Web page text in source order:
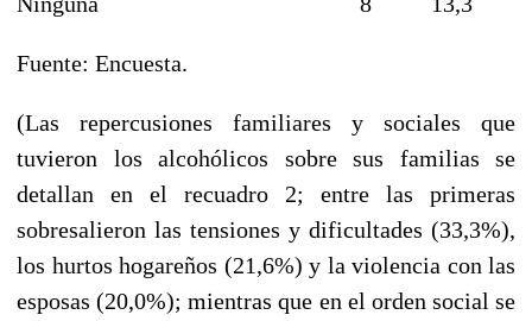
Fuente: Encuesta.
(Las repercusiones familiares y sociales que
tuvieron los alcohólicos sobre sus familias se
detallan en el recuadro 2; entre las primeras
sobresalieron las tensiones y dificultades (33,3%),
los hurtos hogareños (21,6%) y la violencia con las
esposas (20,0%); mientras que en el orden social se